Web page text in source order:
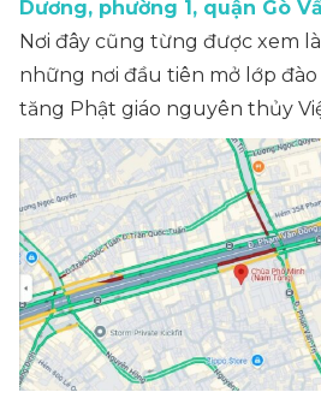
Dương, phường 1, quận Gò
Nơi đây cũng từng được xem
những nơi đầu tiên mở lớp
tăng Phật giáo nguyên thủy